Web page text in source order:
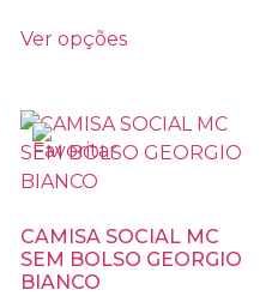
Ver opções
CAMISA SOCIAL MC
SEM BOLSO GEORGIO
BIANCO